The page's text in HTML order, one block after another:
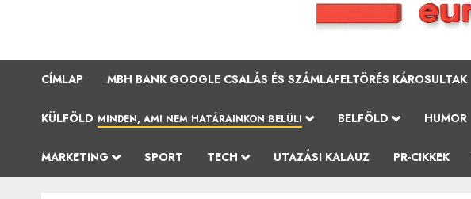
CÍMLAP MBH BANK GOOGLE CSALÁS ÉS SZÁMLAFELTÖRÉS KÁROSULTAK
KÜLFÖLD MINDEN, AMI NEM HATÁRAINKON BELÜLI BELFÖLD HUMOR
MARKETING SPORT TECH UTAZÁSI KALAUZ PR-CIKKEK